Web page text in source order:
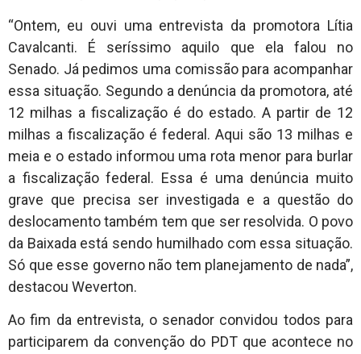
“Ontem, eu ouvi uma entrevista da promotora Lítia
Cavalcanti. É seríssimo aquilo que ela falou no
Senado. Já pedimos uma comissão para acompanhar
essa situação. Segundo a denúncia da promotora, até
12 milhas a fiscalização é do estado. A partir de 12
milhas a fiscalização é federal. Aqui são 13 milhas e
meia e o estado informou uma rota menor para burlar
a fiscalização federal. Essa é uma denúncia muito
grave que precisa ser investigada e a questão do
deslocamento também tem que ser resolvida. O povo
da Baixada está sendo humilhado com essa situação.
Só que esse governo não tem planejamento de nada”,
destacou Weverton.
Ao fim da entrevista, o senador convidou todos para
participarem da convenção do PDT que acontece no